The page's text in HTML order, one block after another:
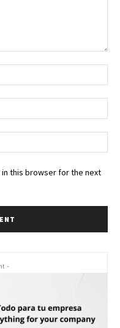
this browser for the next
-